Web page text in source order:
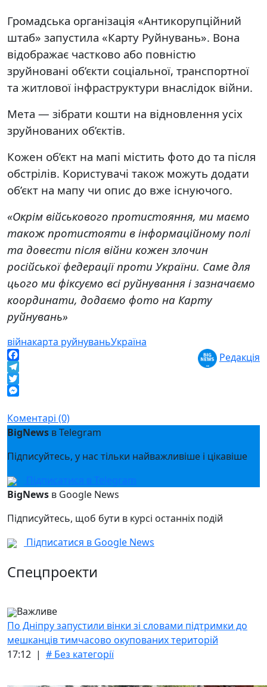
Громадська організація «Антикорупційний
штаб» запустила «Карту Руйнувань». Вона
відображає частково або повністю
зруйновані об’єкти соціальної, транспортної
та житлової інфраструктури внаслідок війни.
Мета — зібрати кошти на відновлення усіх
зруйнованих об’єктів.
Кожен об’єкт на мапі містить фото до та після
обстрілів. Користувачі також можуть додати
об’єкт на мапу чи опис до вже існуючого.
«Окрім військового протистояння, ми маємо
також протистояти в інформаційному полі
та довести після війни кожен злочин
російської федерації проти України. Саме для
цього ми фіксуємо всі руйнування і зазначаємо
координати, додаємо фото на Карту
руйнувань»
війнакарта руйнуваньУкраїна
Facebook
Telegram
Twitter
Редакція
Коментарі (0)
BigNews в Telegram
Підписуйтесь, у нас тільки найважливіше і цікавіше
Підписатися в Telegram
BigNews в Google News
Підписуйтесь, щоб бути в курсі останніх подій
Підписатися в Google News
Спецпроекти
Важливе
По Дніпру запустили вінки зі словами підтримки до
мешканців тимчасово окупованих територій
17:12 | # Без категорії